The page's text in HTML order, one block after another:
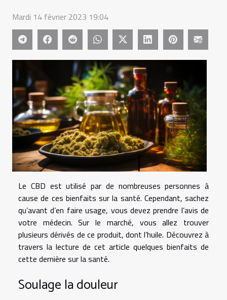
Mardi 14 février 2023 19:04
Le CBD est utilisé par de nombreuses personnes à
cause de ces bienfaits sur la santé. Cependant, sachez
qu’avant d’en faire usage, vous devez prendre l’avis de
votre médecin. Sur le marché, vous allez trouver
plusieurs dérivés de ce produit, dont l’huile. Découvrez à
travers la lecture de cet article quelques bienfaits de
cette dernière sur la santé.
Soulage la douleur